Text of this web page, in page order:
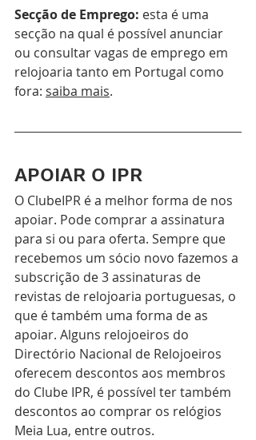
Secção de Emprego: esta é uma
secção na qual é possível anunciar
ou consultar vagas de emprego em
relojoaria tanto em Portugal como
fora: saiba mais.
APOIAR O IPR
O ClubeIPR é a melhor forma de nos
apoiar. Pode comprar a assinatura
para si ou para oferta. Sempre que
recebemos um sócio novo fazemos a
subscrição de 3 assinaturas de
revistas de relojoaria portuguesas, o
que é também uma forma de as
apoiar. Alguns relojoeiros do
Directório Nacional de Relojoeiros
oferecem descontos aos membros
do Clube IPR, é possível ter também
descontos ao comprar os relógios
Meia Lua, entre outros.